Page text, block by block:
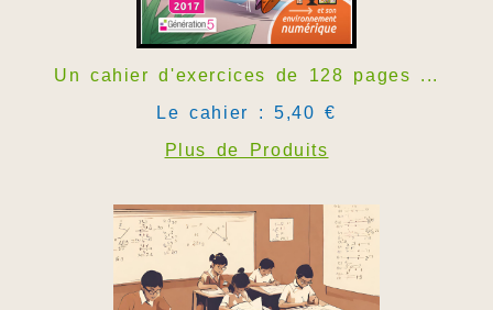
Un cahier d'exercices de 128 pages ...
Le cahier : 5,40 €
Plus de Produits